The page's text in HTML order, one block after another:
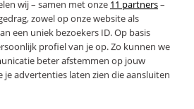
wij – samen met onze 11 partners–
zowel op onze website als
een uniek bezoekers ID. Op basis
profiel van je op. Zo kunnen we
beter afstemmen op jouw
advertenties laten zien die aansluiten
ook bij ons verkrijgbaar.
HOUT